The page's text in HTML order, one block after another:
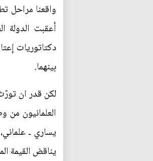
واقعنا مراحل
أعقبت الدولة
دكتاتوريات
بينهما.
لكن قدر ان
العلمانيون
يساري ـ
يناقض القيمة